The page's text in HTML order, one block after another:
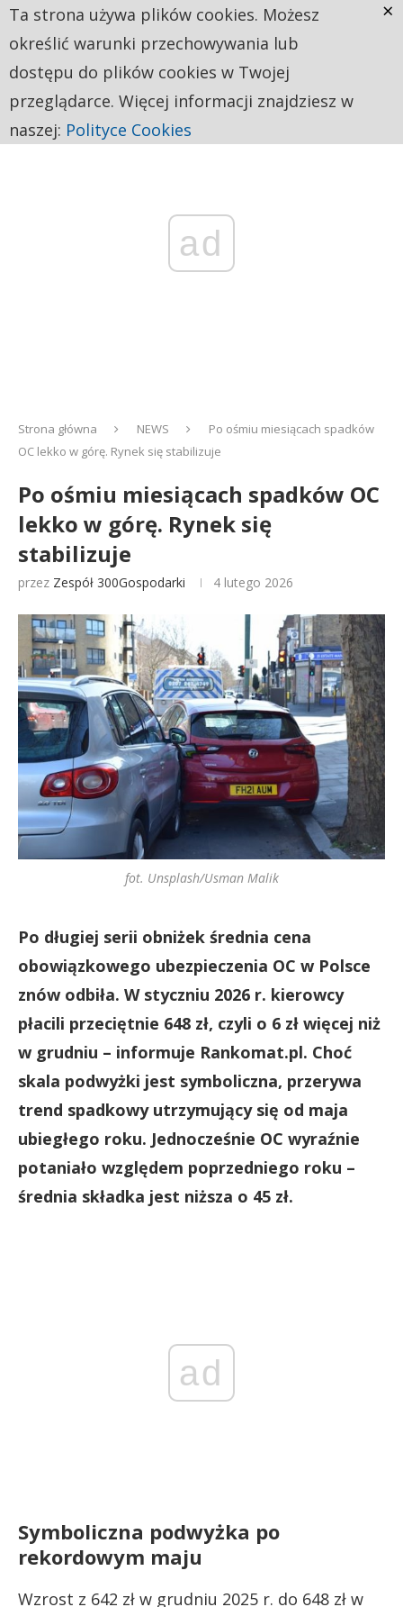
ad
Strona główna NEWS
Po ośmiu miesiącach spadków
OC lekko w górę. Rynek się stabilizuje
Po ośmiu miesiącach spadków OC
lekko w górę. Rynek się
stabilizuje
przez Zespół 300Gospodarki 4 lutego 2026
fot. Unsplash/Usman Malik
Po długiej serii obniżek średnia cena
obowiązkowego ubezpieczenia OC w Polsce
znów odbiła. W styczniu 2026 r. kierowcy
płacili przeciętnie 648 zł, czyli o 6 zł więcej niż
w grudniu – informuje Rankomat.pl. Choć
skala podwyżki jest symboliczna, przerywa
trend spadkowy utrzymujący się od maja
ubiegłego roku. Jednocześnie OC wyraźnie
potaniało względem poprzedniego roku –
średnia składka jest niższa o 45 zł.
ad
Symboliczna podwyżka po
rekordowym maju
Wzrost z 642 zł w grudniu 2025 r. do 648 zł w
Ta strona używa plików cookies. Możesz
określić warunki przechowywania lub
dostępu do plików cookies w Twojej
przeglądarce. Więcej informacji znajdziesz w
naszej: Polityce Cookies
×